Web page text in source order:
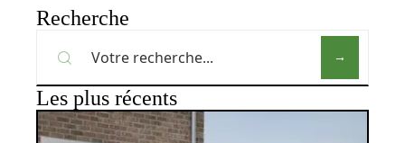
Recherche
Les plus récents